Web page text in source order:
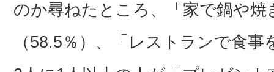
のか尋ねたところ、「家で鍋や
（58.5％）、「レストランで食